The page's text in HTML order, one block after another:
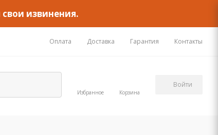
извинения.
Оплата Доставка Гарантия Контакты
Избранное Корзина
Войти